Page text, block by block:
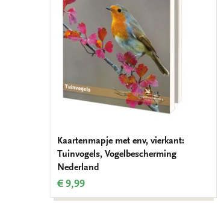
Kaartenmapje met env, vierkant:
Tuinvogels, Vogelbescherming
Nederland
€ 9,99